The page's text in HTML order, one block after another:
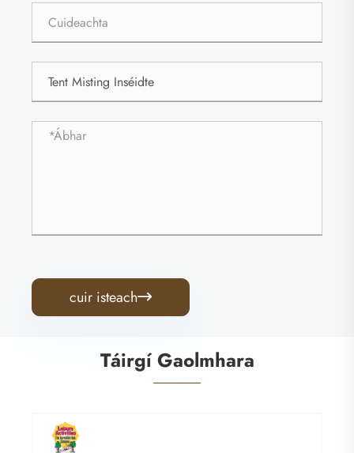
cuir isteach
Táirgí Gaolmhara